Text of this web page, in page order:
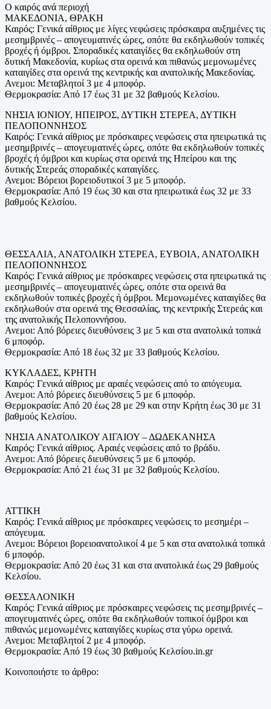
Ο καιρός ανά περιοχή
ΜΑΚΕΔΟΝΙΑ, ΘΡΑΚΗ
Καιρός: Γενικά αίθριος με λίγες νεφώσεις πρόσκαιρα αυξημένες τις
μεσημβρινές – απογευματινές ώρες, οπότε θα εκδηλωθούν τοπικές
βροχές ή όμβροι. Σποραδικές καταιγίδες θα εκδηλωθούν στη
δυτική Μακεδονία, κυρίως στα ορεινά και πιθανώς μεμονωμένες
καταιγίδες στα ορεινά της κεντρικής και ανατολικής Μακεδονίας.
Ανεμοι: Μεταβλητοί 3 με 4 μποφόρ.
Θερμοκρασία: Από 17 έως 31 με 32 βαθμούς Κελσίου.
ΝΗΣΙΑ ΙΟΝΙΟΥ, ΗΠΕΙΡΟΣ, ΔΥΤΙΚΗ ΣΤΕΡΕΑ, ΔΥΤΙΚΗ
ΠΕΛΟΠΟΝΝΗΣΟΣ
Καιρός: Γενικά αίθριος με πρόσκαιρες νεφώσεις στα ηπειρωτικά τις
μεσημβρινές – απογευματινές ώρες, οπότε θα εκδηλωθούν τοπικές
βροχές ή όμβροι και κυρίως στα ορεινά της Ηπείρου και της
δυτικής Στερεάς σποραδικές καταιγίδες.
Ανεμοι: Βόρειοι βορειοδυτικοί 3 με 5 μποφόρ.
Θερμοκρασία: Από 19 έως 30 και στα ηπειρωτικά έως 32 με 33
βαθμούς Κελσίου.
ΘΕΣΣΑΛΙΑ, ΑΝΑΤΟΛΙΚΗ ΣΤΕΡΕΑ, ΕΥΒΟΙΑ, ΑΝΑΤΟΛΙΚΗ
ΠΕΛΟΠΟΝΝΗΣΟΣ
Καιρός: Γενικά αίθριος με πρόσκαιρες νεφώσεις στα ηπειρωτικά τις
μεσημβρινές – απογευματινές ώρες, οπότε στα ορεινά θα
εκδηλωθούν τοπικές βροχές ή όμβροι. Μεμονωμένες καταιγίδες θα
εκδηλωθούν στα ορεινά της Θεσσαλίας, της κεντρικής Στερεάς και
της ανατολικής Πελοποννήσου.
Ανεμοι: Από βόρειες διευθύνσεις 3 με 5 και στα ανατολικά τοπικά
6 μποφόρ.
Θερμοκρασία: Από 18 έως 32 με 33 βαθμούς Κελσίου.
ΚΥΚΛΑΔΕΣ, ΚΡΗΤΗ
Καιρός: Γενικά αίθριος με αραιές νεφώσεις από το απόγευμα.
Ανεμοι: Από βόρειες διευθύνσεις 5 με 6 μποφόρ.
Θερμοκρασία: Από 20 έως 28 με 29 και στην Κρήτη έως 30 με 31
βαθμούς Κελσίου.
ΝΗΣΙΑ ΑΝΑΤΟΛΙΚΟΥ ΑΙΓΑΙΟΥ – ΔΩΔΕΚΑΝΗΣΑ
Καιρός: Γενικά αίθριος. Αραιές νεφώσεις από το βράδυ.
Ανεμοι: Από βόρειες διευθύνσεις 5 με 6 μποφόρ.
Θερμοκρασία: Από 21 έως 31 με 32 βαθμούς Κελσίου.
ΑΤΤΙΚΗ
Καιρός: Γενικά αίθριος με πρόσκαιρες νεφώσεις το μεσημέρι –
απόγευμα.
Ανεμοι: Βόρειοι βορειοανατολικοί 4 με 5 και στα ανατολικά τοπικά
6 μποφόρ.
Θερμοκρασία: Από 20 έως 31 και στα ανατολικά έως 29 βαθμούς
Κελσίου.
ΘΕΣΣΑΛΟΝΙΚΗ
Καιρός: Γενικά αίθριος με πρόσκαιρες νεφώσεις τις μεσημβρινές –
απογευματινές ώρες, οπότε θα εκδηλωθούν τοπικοί όμβροι και
πιθανώς μεμονωμένες καταιγίδες κυρίως στα γύρω ορεινά.
Ανεμοι: Μεταβλητοί 2 με 4 μποφόρ.
Θερμοκρασία: Από 19 έως 30 βαθμούς Κελσίου.in.gr
Κοινοποιήστε το άρθρο: